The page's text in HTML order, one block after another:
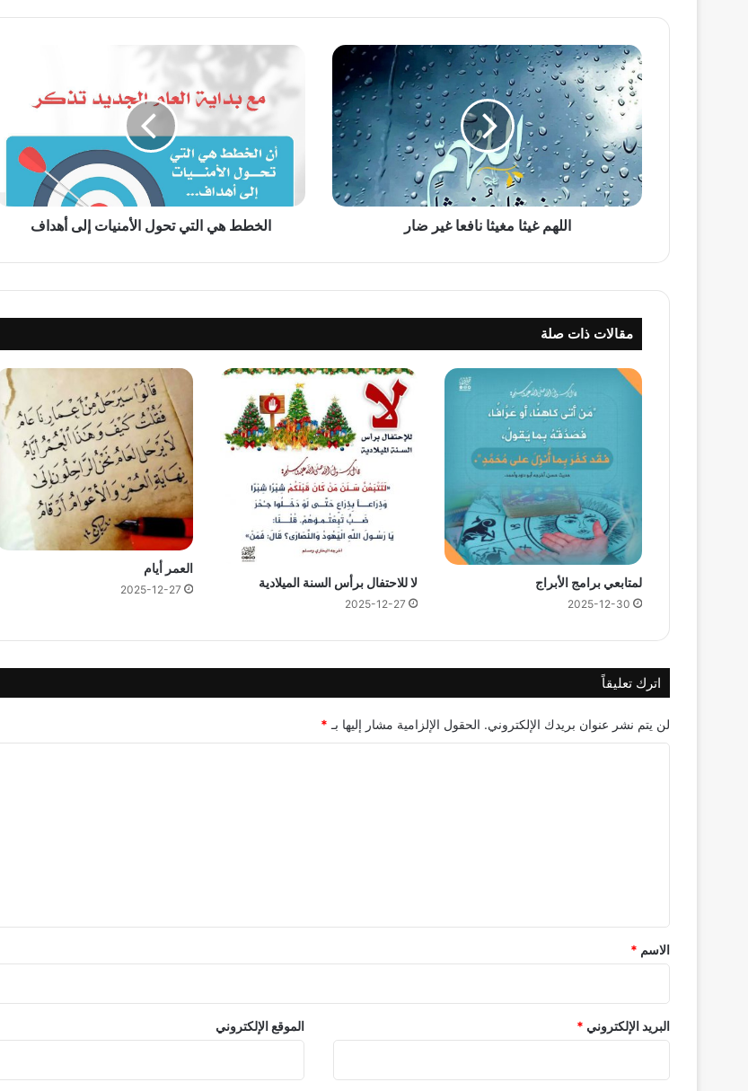
اللهم
غيثا
مغيثا
نافعا
غير
ضار
اللهم غيثا مغيثا نافعا غير ضار
التي
أهداف
الخطط هي التي تحول الأمنيات إلى أهداف
مقالات ذات صلة
لمتابعي برامج الأبراج
2025-12-30
لا للاحتفال برأس السنة الميلادية
2025-12-27
العمر أيام
2025-12-27
اترك تعليقاً
لن يتم نشر عنوان بريدك الإلكتروني. الحقول الإلزامية مشار إليها بـ *
*الاسم *
البريد الإلكتروني * الموقع الإلكتروني